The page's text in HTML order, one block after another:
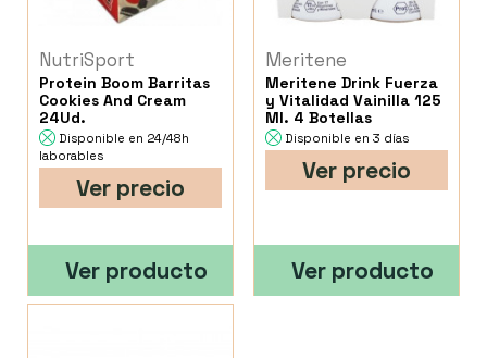
NutriSport
Protein Boom Barritas
Cookies And Cream
24Ud.
Disponible en 24/48h
laborables
Ver precio
Ver producto
Meritene
Meritene Drink Fuerza
y Vitalidad Vainilla 125
Ml. 4 Botellas
Disponible en 3 días
Ver precio
Ver producto